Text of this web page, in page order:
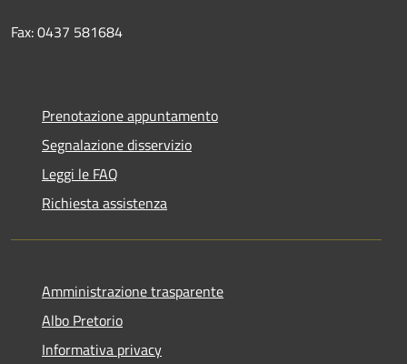
Fax: 0437 581684
Prenotazione appuntamento
Segnalazione disservizio
Leggi le FAQ
Richiesta assistenza
Amministrazione trasparente
Albo Pretorio
Informativa privacy